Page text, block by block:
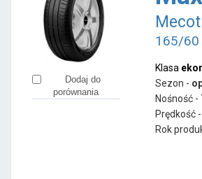
Dodaj do
porównania
165/60
Klasa
Sezon -
Nośność -
Prędkość -
Rok